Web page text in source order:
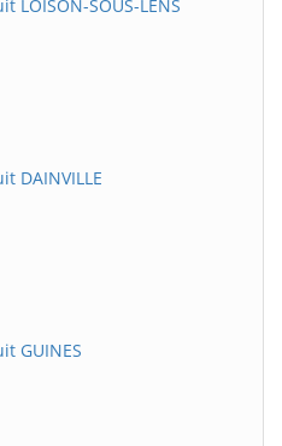
LOISON-SOUS-LENS
DAINVILLE
GUINES